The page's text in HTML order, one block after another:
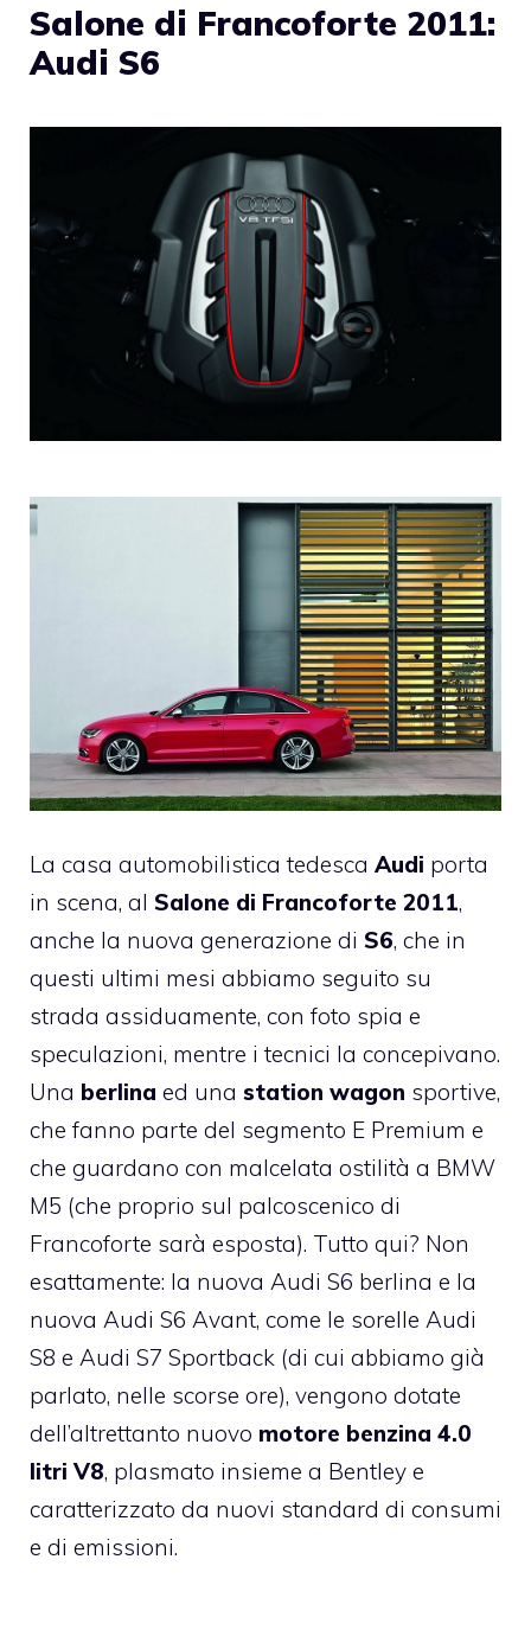
Salone di Francoforte 2011:
Audi S6
La casa automobilistica tedesca Audi porta
in scena, al Salone di Francoforte 2011,
anche la nuova generazione di S6, che in
questi ultimi mesi abbiamo seguito su
strada assiduamente, con foto spia e
speculazioni, mentre i tecnici la concepivano.
Una berlina ed una station wagon sportive,
che fanno parte del segmento E Premium e
che guardano con malcelata ostilità a BMW
M5 (che proprio sul palcoscenico di
Francoforte sarà esposta). Tutto qui? Non
esattamente: la nuova Audi S6 berlina e la
nuova Audi S6 Avant, come le sorelle Audi
S8 e Audi S7 Sportback (di cui abbiamo già
parlato, nelle scorse ore), vengono dotate
dell’altrettanto nuovo motore benzina 4.0
litri V8, plasmato insieme a Bentley e
caratterizzato da nuovi standard di consumi
e di emissioni.